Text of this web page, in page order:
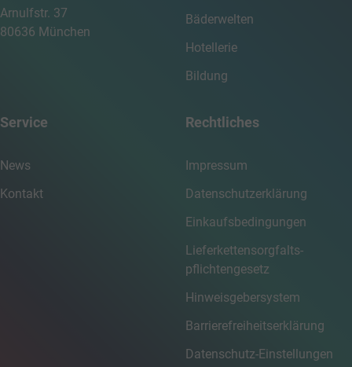
Arnulfstr. 37
80636 München
Bäderwelten
Hotellerie
Bildung
Service
News
Kontakt
Rechtliches
Impressum
Datenschutzerklärung
Einkaufsbedingungen
Lieferkettensorgfalts­
pflichtengesetz
Hinweisgebersystem
Barrierefreiheitserklärung
Datenschutz-Einstellungen